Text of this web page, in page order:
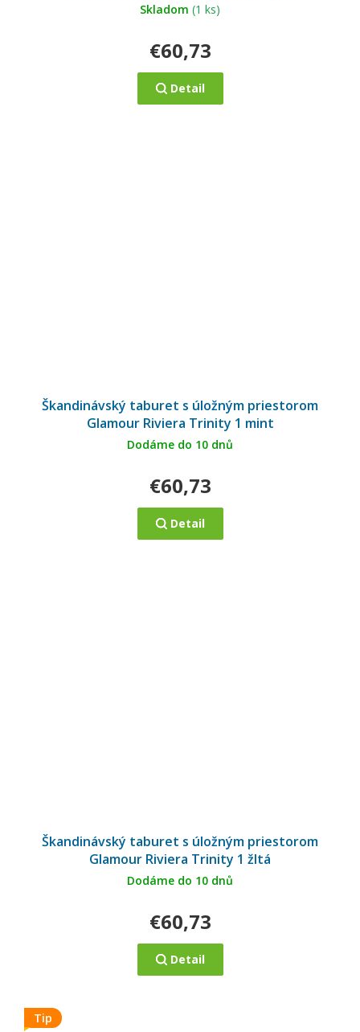
Skladom (1 ks)
€60,73
Detail
Škandinávský taburet s úložným priestorom
Glamour Riviera Trinity 1 mint
Dodáme do 10 dnů
€60,73
Detail
Škandinávský taburet s úložným priestorom
Glamour Riviera Trinity 1 žltá
Dodáme do 10 dnů
€60,73
Detail
Tip